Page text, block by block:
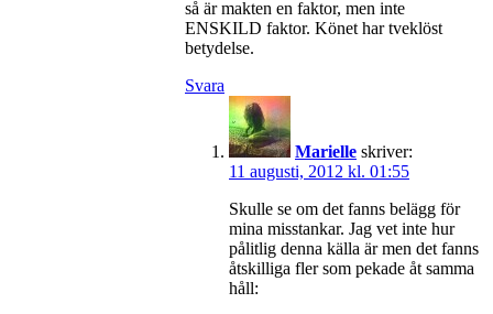
så är makten en faktor, men inte
ENSKILD faktor. Könet har tveklöst
betydelse.
Svara
Marielle skriver:
11 augusti, 2012 kl. 01:55
Skulle se om det fanns belägg för
mina misstankar. Jag vet inte hur
pålitlig denna källa är men det fanns
åtskilliga fler som pekade åt samma
håll: